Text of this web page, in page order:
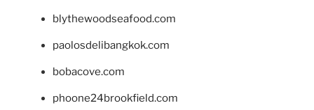
blythewoodseafood.com
paolosdelibangkok.com
bobacove.com
phoone24brookfield.com